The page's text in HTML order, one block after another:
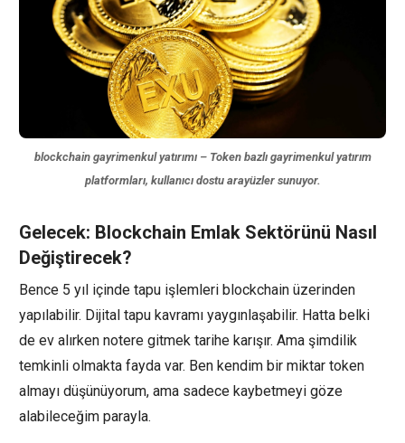
blockchain gayrimenkul yatırımı – Token bazlı gayrimenkul yatırım
platformları, kullanıcı dostu arayüzler sunuyor.
Gelecek: Blockchain Emlak Sektörünü Nasıl
Değiştirecek?
Bence 5 yıl içinde tapu işlemleri blockchain üzerinden
yapılabilir. Dijital tapu kavramı yaygınlaşabilir. Hatta belki
de ev alırken notere gitmek tarihe karışır. Ama şimdilik
temkinli olmakta fayda var. Ben kendim bir miktar token
almayı düşünüyorum, ama sadece kaybetmeyi göze
alabileceğim parayla.